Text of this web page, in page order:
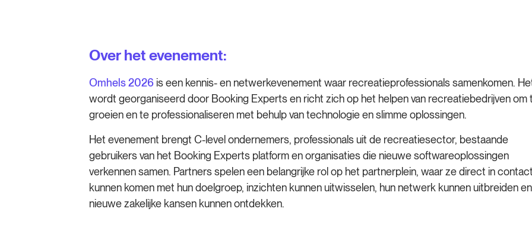
Over het evenement:
Omhels 2026is een kennis- en netwerkevenement waar recreatieprofessionals samenkomen.
wordt georganiseerd door Booking Experts en richt zich op het helpen van recreatiebedrijven om
groeien en te professionaliseren met behulp van technologie en slimme oplossingen.
Het evenement brengt C-level ondernemers, professionals uit de recreatiesector, bestaande
gebruikers van het Booking Experts platform en organisaties die nieuwe softwareoplossingen
verkennen samen. Partners spelen een belangrijke rol op het partnerplein, waar ze direct in contact
kunnen komen met hun doelgroep, inzichten kunnen uitwisselen, hun netwerk kunnen uitbreiden en
nieuwe zakelijke kansen kunnen ontdekken.